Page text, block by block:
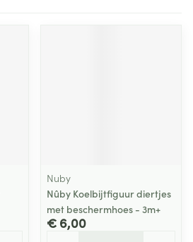
Nuby
Nûby Koelbijtfiguur diertjes
met beschermhoes - 3m+
€ 6,00